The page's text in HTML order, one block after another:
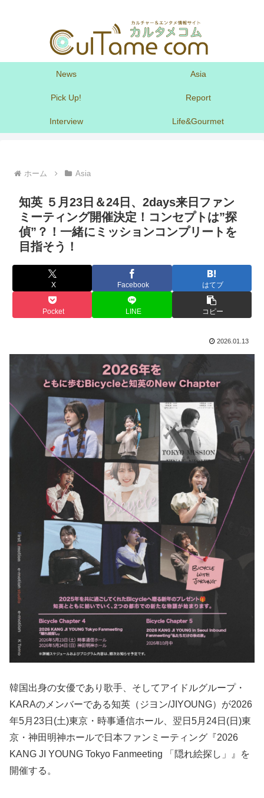
News Asia
Pick Up! Report
Interview Life&Gourmet
ホーム Asia
知英 ５月23日＆24日、2days来日ファン
ミーティング開催決定！コンセプトは”探
偵”？！一緒にミッションコンプリートを
目指そう！
X Facebook はてブ
Pocket LINE コピー
2026.01.13
韓国出身の女優であり歌手、そしてアイドルグループ・
KARAのメンバーである知英（ジヨン/JIYOUNG）が2026
年5月23日(土)東京・時事通信ホール、翌日5月24日(日)東
京・神田明神ホールで日本ファンミーティング『2026
KANG JI YOUNG Tokyo Fanmeeting 「隠れ絵探し」』を
開催する。